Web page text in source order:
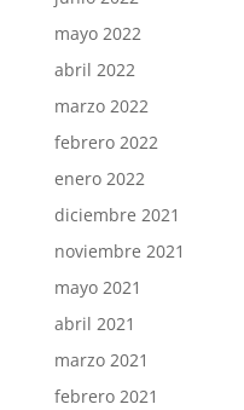
mayo 2022
abril 2022
marzo 2022
febrero 2022
enero 2022
diciembre 2021
noviembre 2021
mayo 2021
abril 2021
marzo 2021
febrero 2021